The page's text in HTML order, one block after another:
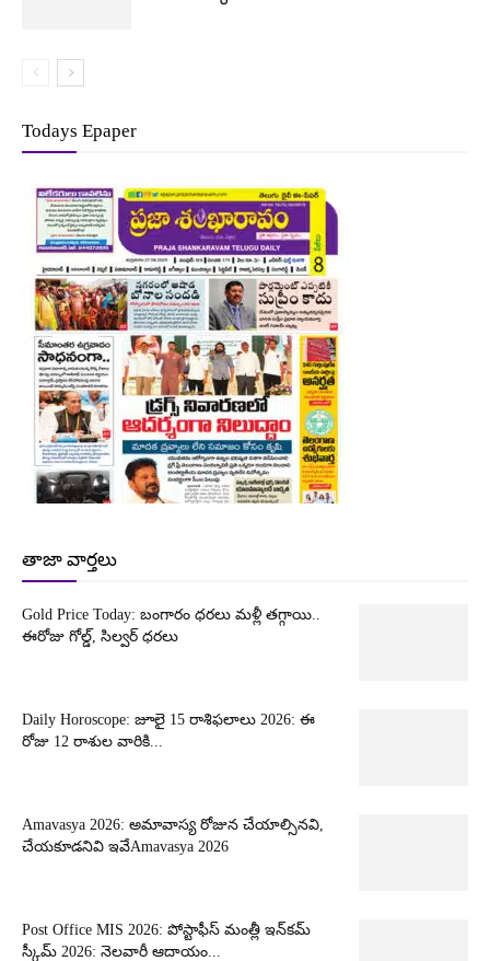
Todays Epaper
తాజా వార్తలు
Gold Price Today: బంగారం ధరలు మళ్లీ తగ్గాయి..
ఈరోజు గోల్డ్, సిల్వర్ ధరలు
Daily Horoscope: జూలై 15 రాశిఫలాలు 2026: ఈ
రోజు 12 రాశుల వారికి...
Amavasya 2026: అమావాస్య రోజున చేయాల్సినవి,
చేయకూడనివి ఇవేAmavasya 2026
Post Office MIS 2026: పోస్టాఫీస్ మంత్లీ ఇన్‌కమ్
స్కీమ్ 2026: నెలవారీ ఆదాయం...